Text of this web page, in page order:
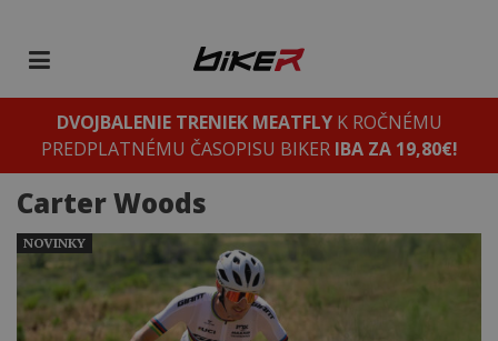
DVOJBALENIE TRENIEK MEATFLYK ROČNÉMU
PREDPLATNÉMU ČASOPISU BIKER IBA ZA 19,80€!
Carter Woods
NOVINKY